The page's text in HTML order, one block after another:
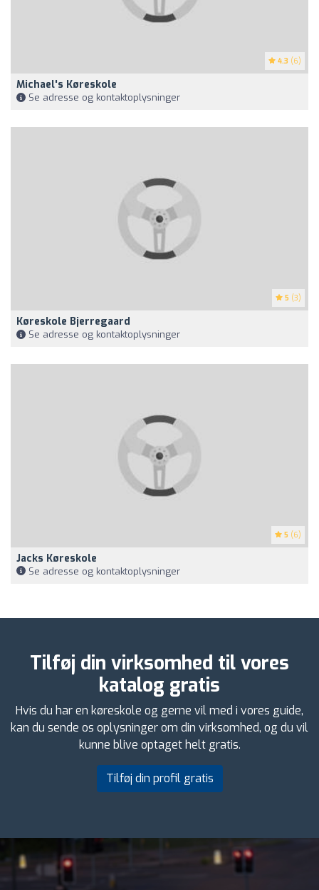
4.3 (6)
Michael's Køreskole
Se adresse og kontaktoplysninger
5 (3)
Køreskole Bjerregaard
Se adresse og kontaktoplysninger
5 (6)
Jacks Køreskole
Se adresse og kontaktoplysninger
Tilføj din virksomhed til vores
katalog gratis
Hvis du har en køreskole og gerne vil med i vores guide,
kan du sende os oplysninger om din virksomhed, og du vil
kunne blive optaget helt gratis.
Tilføj din profil gratis